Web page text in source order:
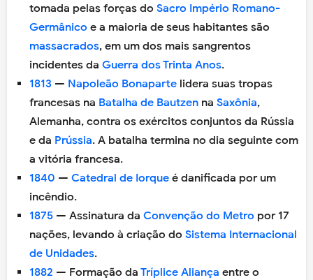
tomada pelas forças do Sacro Império Romano-
Germânico e a maioria de seus habitantes são
massacrados, em um dos mais sangrentos
incidentes da Guerra dos Trinta Anos.
1813 — Napoleão Bonaparte lidera suas tropas
francesas na Batalha de Bautzen na Saxônia,
Alemanha, contra os exércitos conjuntos da Rússia
e da Prússia. A batalha termina no dia seguinte com
a vitória francesa.
1840 — Catedral de Iorque é danificada por um
incêndio.
1875 — Assinatura da Convenção do Metro por 17
nações, levando à criação do Sistema Internacional
de Unidades.
1882 — Formação da Tríplice Aliança entre o